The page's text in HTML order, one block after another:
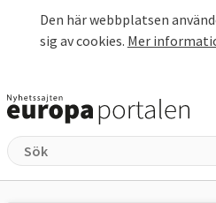
Den här webbplatsen
sig av cookies. Mer